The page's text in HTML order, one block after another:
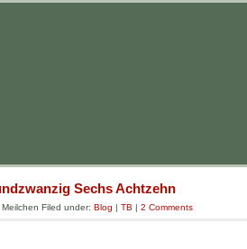
Sechs Achtzehn
Filed under: Blog | TB | 2 Comments